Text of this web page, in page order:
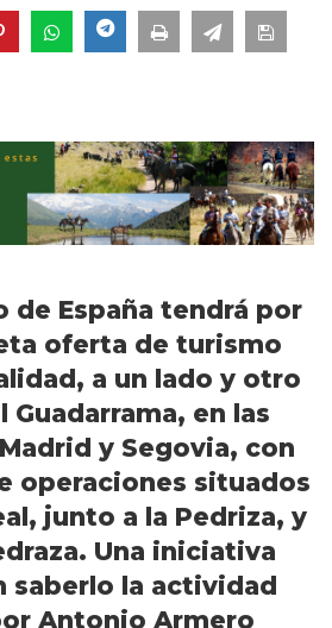
de España tendrá por
oferta de turismo
a un lado y otro
Guadarrama, en las
y Segovia, con
operaciones situados
junto a la Pedriza, y
Una iniciativa
saberlo la actividad
Antonio Armero